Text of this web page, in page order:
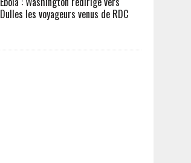
Dulles les voyageurs venus de RDC